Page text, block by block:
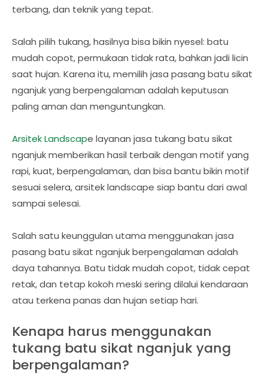
terbang, dan teknik yang tepat.
Salah pilih tukang, hasilnya bisa bikin nyesel: batu
mudah copot, permukaan tidak rata, bahkan jadi licin
saat hujan. Karena itu, memilih jasa pasang batu sikat
nganjuk yang berpengalaman adalah keputusan
paling aman dan menguntungkan.
Arsitek Landscape layanan jasa tukang batu sikat
nganjuk memberikan hasil terbaik dengan motif yang
rapi, kuat, berpengalaman, dan bisa bantu bikin motif
sesuai selera, arsitek landscape siap bantu dari awal
sampai selesai.
Salah satu keunggulan utama menggunakan jasa
pasang batu sikat nganjuk berpengalaman adalah
daya tahannya. Batu tidak mudah copot, tidak cepat
retak, dan tetap kokoh meski sering dilalui kendaraan
atau terkena panas dan hujan setiap hari.
Kenapa harus menggunakan
tukang batu sikat nganjuk yang
berpengalaman?